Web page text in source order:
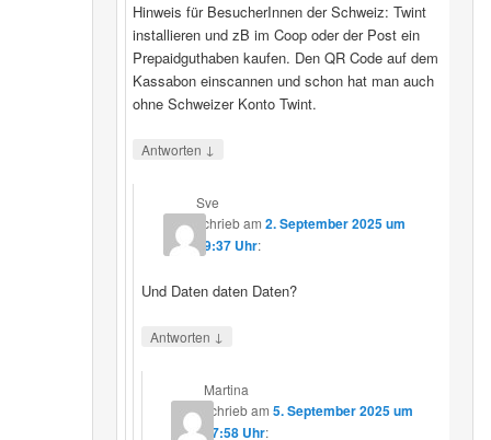
Hinweis für BesucherInnen der Schweiz: Twint
installieren und zB im Coop oder der Post ein
Prepaidguthaben kaufen. Den QR Code auf dem
Kassabon einscannen und schon hat man auch
ohne Schweizer Konto Twint.
Antworten ↓
Sve
schriebam 2. September 2025 um
19:37 Uhr:
Und Daten daten Daten?
Antworten ↓
Martina
schriebam5. September 2025 um
17:58 Uhr: